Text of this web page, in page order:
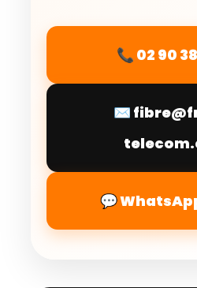
📞 02 90
✉️
💬